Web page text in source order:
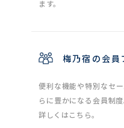
ます。
梅乃宿の会員
便利な機能や特別なセ
らに豊かになる会員制
詳しくはこちら。